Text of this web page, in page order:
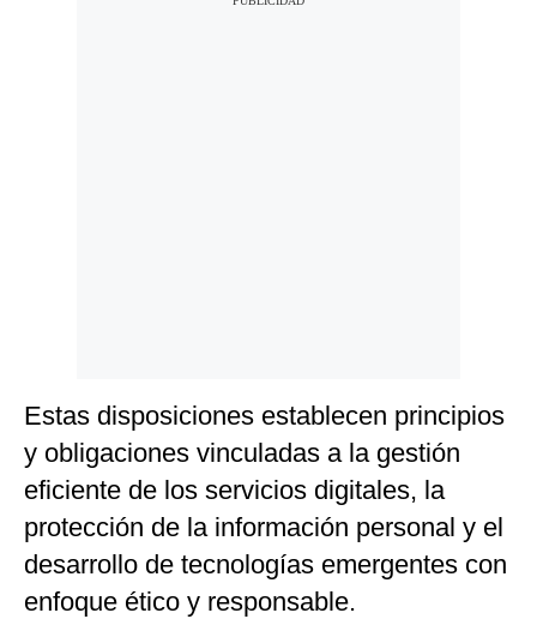
Estas disposiciones establecen principios
y obligaciones vinculadas a la gestión
eficiente de los servicios digitales, la
protección de la información personal y el
desarrollo de tecnologías emergentes con
enfoque ético y responsable.